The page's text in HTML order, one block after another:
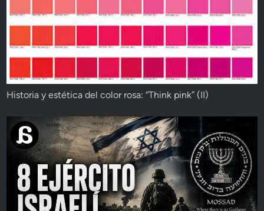
Historia y estética del color rosa: “Think pink” (II)